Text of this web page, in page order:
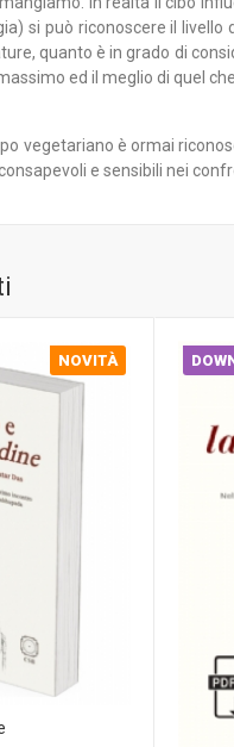
si può riconoscere il
quanto è in grado di
ed il meglio di quel
vegetariano è ormai
e sensibili nei
NOVITÀ